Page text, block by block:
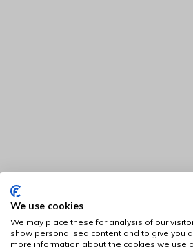
We use cookies
We may place these for analysis of our
show personalised content and to give you
more information about the cookies we use